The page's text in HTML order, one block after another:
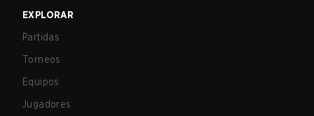
EXPLORAR
Partidas
Torneos
Equipos
Jugadores